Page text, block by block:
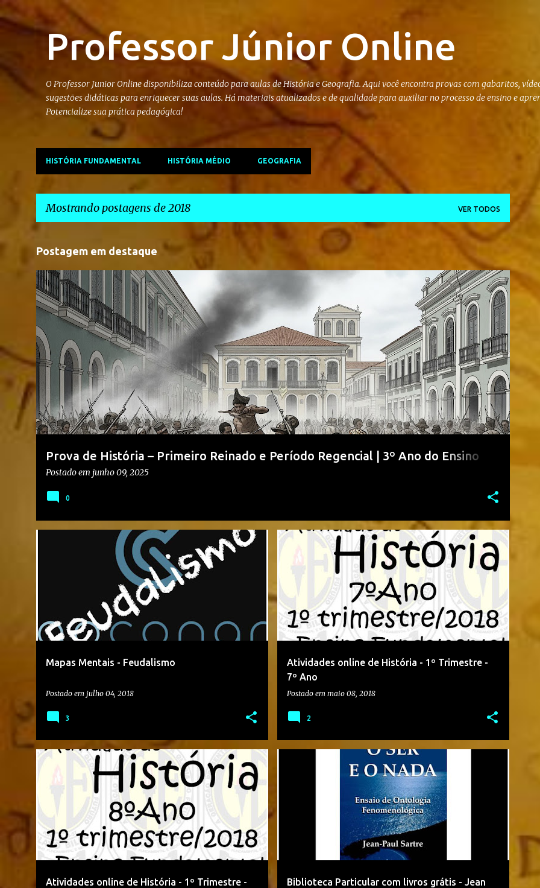
Pular para o conteúdo principal
Professor Júnior Online
O Professor Junior Online disponibiliza conteúdo para aulas de História e Geografia. Aqui você encontra provas com gabaritos,
sugestões didáticas para enriquecer suas aulas. Há materiais atualizados e de qualidade para auxiliar no processo de ensino e
Potencialize sua prática pedagógica!
HISTÓRIA FUNDAMENTAL HISTÓRIA MÉDIO GEOGRAFIA
Mostrando postagens de 2018 VER TODOS
P
o
s
t
g
e
n
s
Postagem em destaque
Prova de História – Primeiro Reinado e Período Regencial | 3º Ano do Ensino
Médio
Postado em junho 09, 2025
CONTEÚDO: PERÍODO REGENCIAL CONTEÚDO: PRIMEIRO REINADO PROVAS DE HISTÓRIA MÉDIO
0
Mapas Mentais - Feudalismo
Postado em julho 04, 2018
2º BIMESTRE
3
Atividades online de História - 1º Trimestre -
7º Ano
Postado em maio 08, 2018
2018 7º ANO ATIVIDADE ATIVIDADE ONLINE
COLÉGIO OLAVO BILAC +
HISTÓRIA
2
Atividades online de História - 1º Trimestre -
8º ANO ATIVIDADE ATIVIDADE ONLINE
COLÉGIO OLAVO BILAC +
HISTÓRIA
Biblioteca Particular com livros grátis - Jean
BIBLIOTECA JEAN PAUL SARTRE